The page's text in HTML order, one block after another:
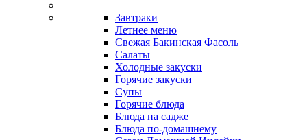
Завтраки
Летнее меню
Свежая Бакинская Фасоль
Салаты
Холодные закуски
Горячие закуски
Супы
Горячие блюда
Блюда на садже
Блюда по-домашнему